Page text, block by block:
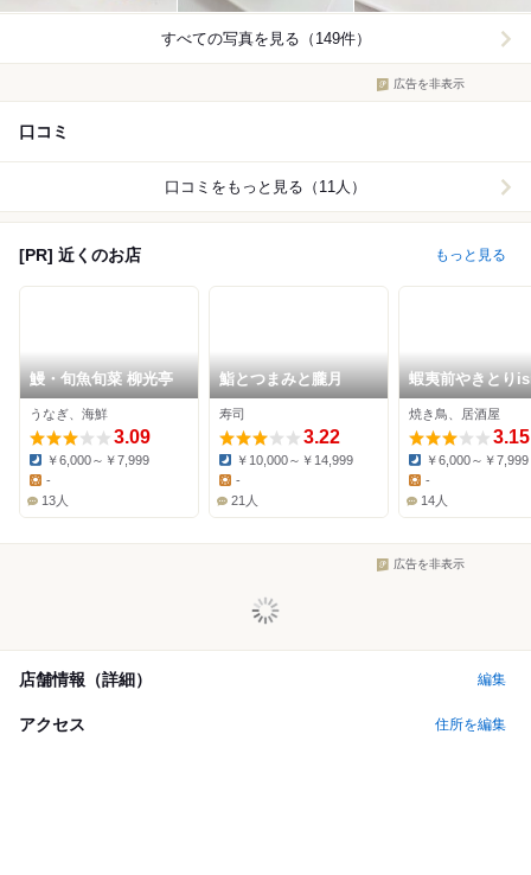
すべての写真を見る（149件）
広告を非表示
口コミ
口コミをもっと見る（11人）
[PR] 近くのお店 もっと見る
鰻・旬魚旬菜 柳光亭
うなぎ、海鮮
3.09
Dinner:
￥6,000～￥7,999
Lunch:
-
13人
鮨とつまみと朧月
寿司
3.22
Dinner:
￥10,000～￥14,999
Lunch:
-
21人
蝦夷前やきとり
焼き鳥、居酒屋
3.15
Dinner:
￥6,000～￥7,999
Lunch:
-
14人
広告を非表示
店舗情報（詳細） 編集
アクセス 住所を編集